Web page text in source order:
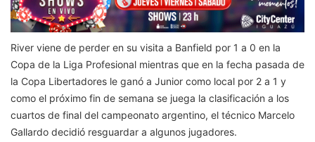
River viene de perder en su visita a Banfield por 1 a 0 en la
Copa de la Liga Profesional mientras que en la fecha pasada de
la Copa Libertadores le ganó a Junior como local por 2 a 1 y
como el próximo fin de semana se juega la clasificación a los
cuartos de final del campeonato argentino, el técnico Marcelo
Gallardo decidió resguardar a algunos jugadores.